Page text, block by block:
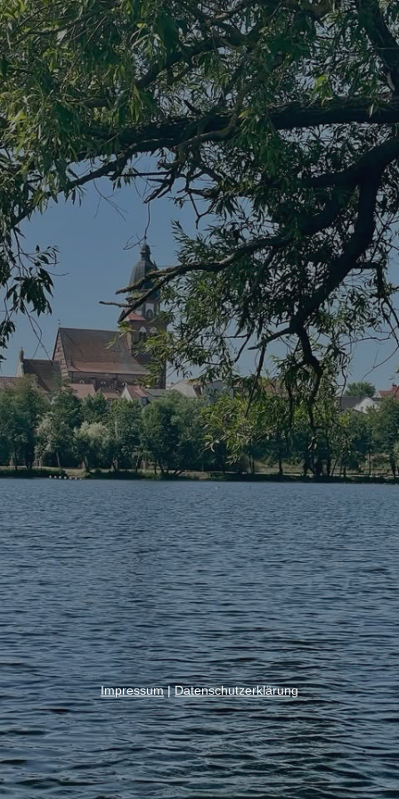
Impressum|Datenschutzerklärung